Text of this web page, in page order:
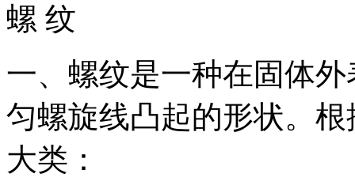
螺 纹
一、螺纹是一种在固体
匀螺旋线凸起的形状。
大类：